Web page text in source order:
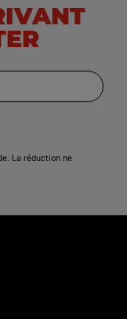
La réduction ne